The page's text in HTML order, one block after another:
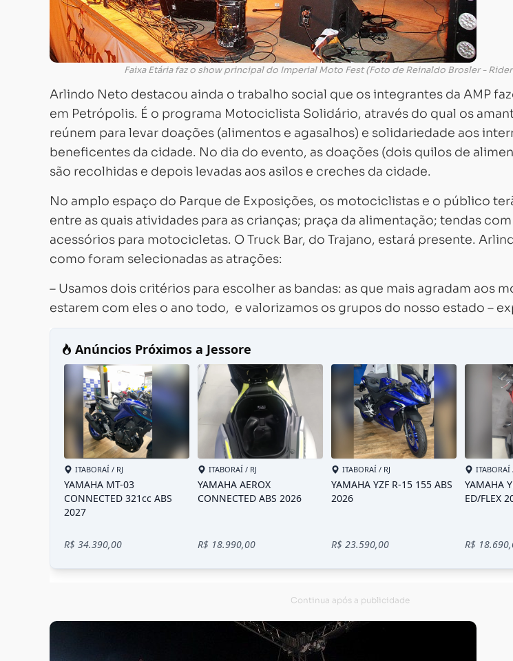
Faixa Etária faz o show principal do Imperial Moto Fest (Foto de Reinaldo Brosler -
Arlindo Neto destacou ainda o trabalho social que os integrantes da AMP
em Petrópolis. É o programa Motociclista Solidário, através do qual os
reúnem para levar doações (alimentos e agasalhos) e solidariedade aos
beneficentes da cidade. No dia do evento, as doações (dois quilos de
são recolhidas e depois levadas aos asilos e creches da cidade.
No amplo espaço do Parque de Exposições, os motociclistas e o público
entre as quais atividades para as crianças; praça da alimentação; tendas
acessórios para motocicletas. O Truck Bar, do Trajano, estará presente.
como foram selecionadas as atrações:
– Usamos dois critérios para escolher as bandas: as que mais agradam aos
estarem com eles o ano todo, e valorizamos os grupos do nosso estado –
Carregando...
Carregando...